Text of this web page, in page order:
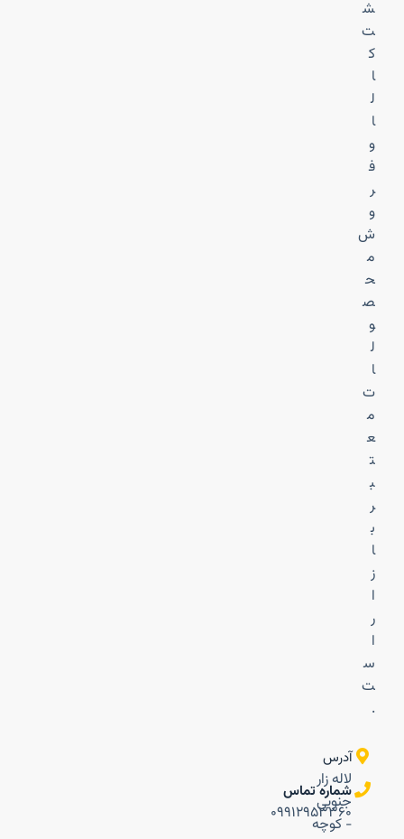
ش
ت
ک
ا
ل
ا
و
ف
ر
و
ش
م
ح
ص
و
ل
ا
ت
م
ع
ت
ب
ر
ب
ا
ز
ا
ر
ا
س
ت
.
آدرس
لاله زار
جنوبی
- کوچه
شماره تماس
۰۹۹۱۲۹۵۳۳۶۰